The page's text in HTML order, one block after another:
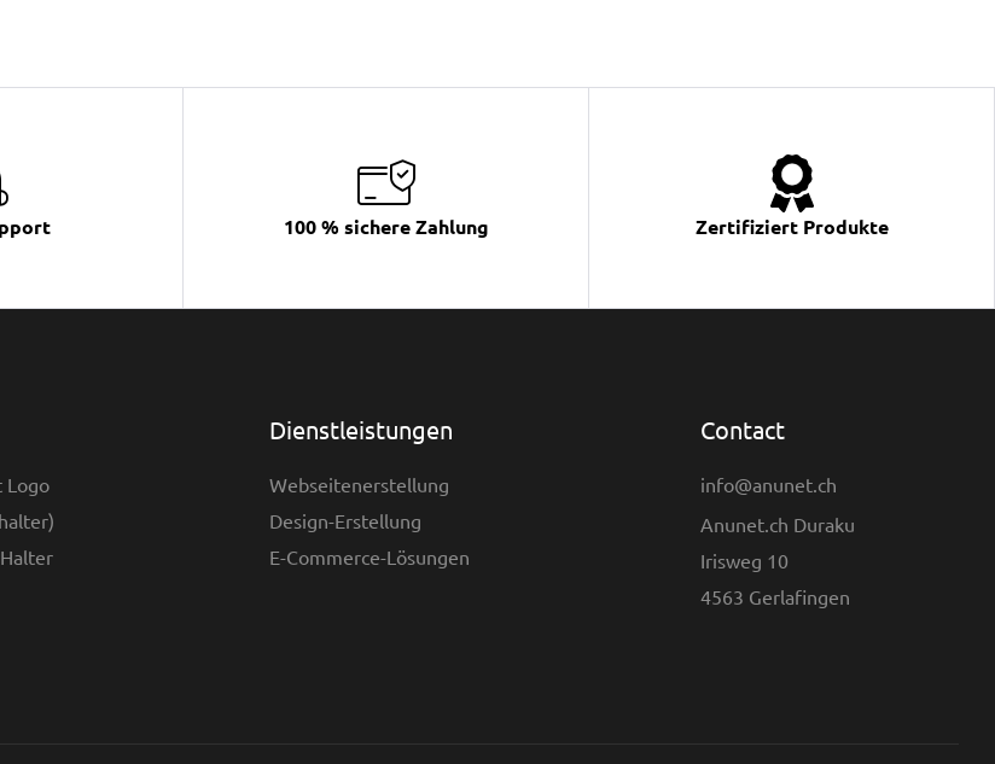
100 % sichere Zahlung Zertifiziert Produkte
Logo
Dienstleistungen
Webseitenerstellung
Design-Erstellung
E-Commerce-Lösungen
Contact
info@anunet.ch
Anunet.ch Duraku
Irisweg 10
4563 Gerlafingen